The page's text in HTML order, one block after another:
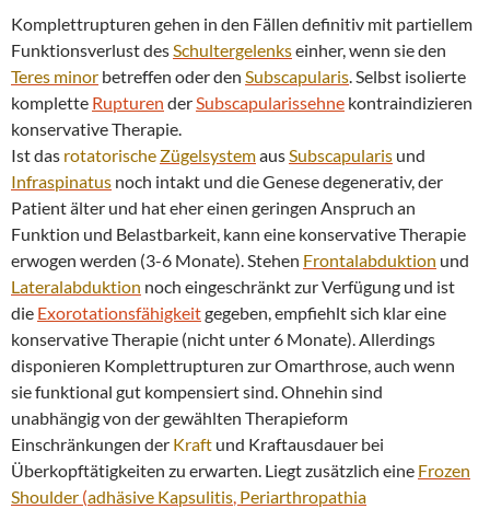
Komplettrupturen gehen in den Fällen definitiv mit partiellem
Funktionsverlust desSchultergelenkseinher, wenn sie den
Teres minor betreffen oder den Subscapularis. Selbst isolierte
komplette Rupturen derSubscapularissehne kontraindizieren
konservative Therapie.
Ist das rotatorische ZügelsystemausSubscapularis und
Infraspinatus noch intakt und die Genese degenerativ, der
Patient älter und hat eher einen geringen Anspruch an
Funktion und Belastbarkeit, kann eine konservative Therapie
erwogen werden (3-6 Monate). Stehen Frontalabduktion und
Lateralabduktion noch eingeschränkt zur Verfügung und ist
die Exorotationsfähigkeitgegeben, empfiehlt sich klar eine
konservative Therapie (nicht unter 6 Monate). Allerdings
disponieren Komplettrupturen zur Omarthrose, auch wenn
sie funktional gut kompensiert sind. Ohnehin sind
unabhängig von der gewählten Therapieform
Einschränkungen der Kraft und Kraftausdauer bei
Überkopftätigkeiten zu erwarten. Liegt zusätzlich eine Frozen
Shoulder (adhäsive Kapsulitis, Periarthropathia